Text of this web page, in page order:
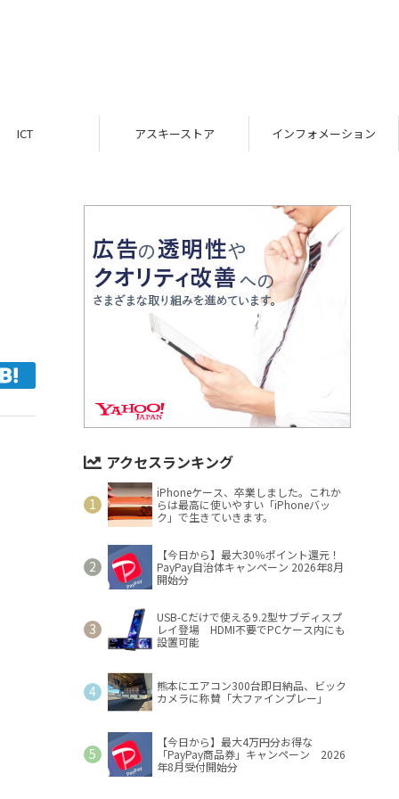
ICT アスキーストア インフォメーション
アクセスランキング
iPhoneケース、卒業しました。これか
らは最高に使いやすい「iPhoneバッ
ク」で生きていきます。
【今日から】最大30％ポイント還元！
PayPay自治体キャンペーン 2026年8月
開始分
USB-Cだけで使える9.2型サブディスプ
レイ登場 HDMI不要でPCケース内にも
設置可能
熊本にエアコン300台即日納品、ビック
カメラに称賛「大ファインプレー」
【今日から】最大4万円分お得な
「PayPay商品券」キャンペーン 2026
年8月受付開始分